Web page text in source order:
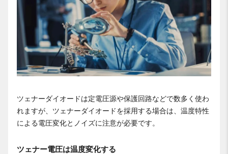
ツェナーダイオードは定電圧源や保護回路などで数多く使わ
れますが、ツェナーダイオードを採用する場合は、温度特性
による電圧変化とノイズに注意が必要です。
ツェナー電圧は温度変化する